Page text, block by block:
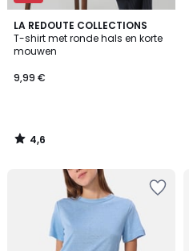
LA REDOUTE COLLECTIONS
T-shirt met ronde hals en korte
mouwen
9,99 €
4,6
/ 5
4,6
/